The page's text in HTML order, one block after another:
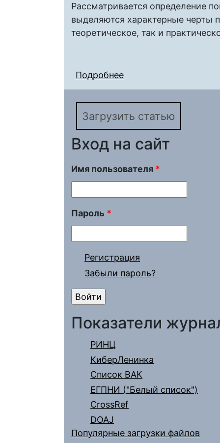
Рассматривается определение
выделяются характерные черты
теоретическое, так и
Подробнее
СУБЪЕКТИВНОСТИ
Загрузить статью
Вход на сайт
Имя пользователя *
Пароль *
Регистрация
Забыли пароль?
Показатели
РИНЦ
КиберЛенинка
Список ВАК
ЕГПНИ ("Белый список")
CrossRef
DOAJ
Популярные загрузки файлов